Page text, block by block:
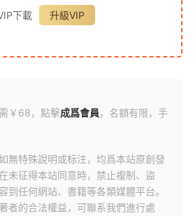
下載
升級VIP
￥68，點擊成爲會員，名額有限，手
無特殊說明或标注，均爲本站原創發
未征得本站同意時，禁止複制、盜
到任何網站、書籍等各類媒體平台。
者的合法權益，可聯系我們進行處